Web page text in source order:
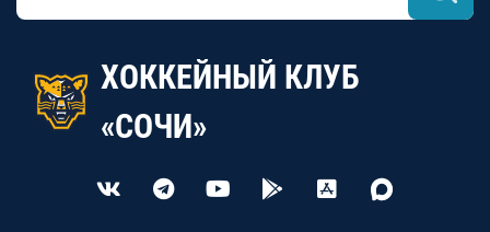
ХОККЕЙНЫЙ КЛУБ
«СОЧИ»